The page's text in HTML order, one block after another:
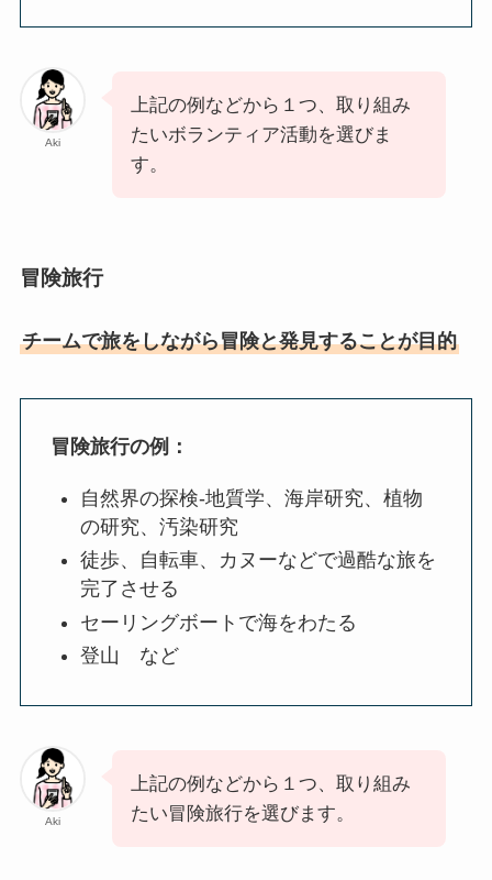
Aki
上記の例などから１つ、取り組み
たいボランティア活動を選びま
す。
冒険旅行
チームで旅をしながら冒険と発見することが目的
冒険旅行の例：
自然界の探検‐地質学、海岸研究、植物
の研究、汚染研究
徒歩、自転車、カヌーなどで過酷な旅を
完了させる
セーリングボートで海をわたる
登山 など
Aki
上記の例などから１つ、取り組み
たい冒険旅行を選びます。